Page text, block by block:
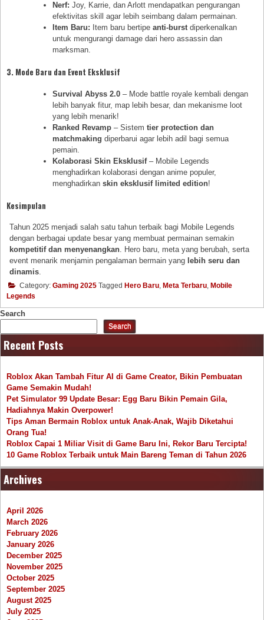
Nerf: Joy, Karrie, dan Arlott mendapatkan pengurangan
efektivitas skill agar lebih seimbang dalam permainan.
Item Baru: Item baru bertipeanti-burstdiperkenalkan
untuk mengurangi damage dari hero assassin dan
marksman.
3. Mode Baru dan Event Eksklusif
Survival Abyss 2.0 – Mode battle royale kembali dengan
lebih banyak fitur, map lebih besar, dan mekanisme loot
yang lebih menarik!
Ranked Revamp – Sistemtier protection dan
matchmaking diperbarui agar lebih adil bagi semua
pemain.
Kolaborasi Skin Eksklusif– Mobile Legends
menghadirkan kolaborasi dengan anime populer,
menghadirkanskin eksklusif limited edition!
Kesimpulan
Tahun 2025 menjadi salah satu tahun terbaik bagi Mobile Legends
dengan berbagai update besar yang membuat permainan semakin
kompetitif dan menyenangkan . Hero baru, meta yang berubah, serta
event menarik menjamin pengalaman bermain yang lebih seru dan
dinamis
Category: Gaming 2025 Tagged Hero Baru, Meta Terbaru, Mobile
Legends
Search
Search
Recent Posts
Roblox Akan Tambah Fitur AI di Game Creator, Bikin Pembuatan
Game Semakin Mudah!
Pet Simulator 99 Update Besar: Egg Baru Bikin Pemain Gila,
Hadiahnya Makin Overpower!
Tips Aman Bermain Roblox untuk Anak-Anak, Wajib Diketahui
Orang Tua!
Roblox Capai 1 Miliar Visit di Game Baru Ini, Rekor Baru Tercipta!
10 Game Roblox Terbaik untuk Main Bareng Teman di Tahun 2026
Archives
April 2026
March 2026
February 2026
January 2026
December 2025
November 2025
October 2025
September 2025
August 2025
July 2025